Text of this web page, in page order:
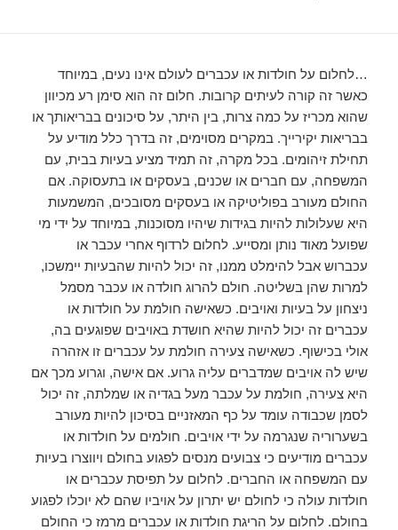
…לחלום על חולדות או עכברים לעולם אינו נעים, במיוחד
כאשר זה קורה לעיתים קרובות. חלום זה הוא סימן רע מכיוון
שהוא מכריז על כמה צרות, בין היתר, על סיכונים בבריאותך או
בבריאות יקירייך. במקרים מסוימים, זה בדרך כלל מודיע על
תחילת זיהומים. בכל מקרה, זה תמיד מציע בעיות בבית, עם
המשפחה, עם חברים או שכנים, בעסקים או בתעסוקה. אם
החולם מעורב בפוליטיקה או בעסקים מסובכים, המשמעות
היא שעלולות להיות בגידות שיהיו מסוכנות, במיוחד על ידי מי
שפועל מאוד נותן ומסייע. לחלום לרדוף אחרי עכבר או
עכברוש אבל להימלט ממנו, זה יכול להיות שהבעיות יימשכו,
למרות שהן בשליטה. חולם להרוג חולדה או עכבר מסמל
ניצחון על בעיות ואויבים. כשאישה חולמת על חולדות או
עכברים זה יכול להיות שהיא חושדת באויבים שפוגעים בה,
אולי בכישוף. כשאישה צעירה חולמת על עכברים זו אזהרה
שיש לה אויבים שמדברים עליה גרוע. אם אישה, וגרוע מכך אם
היא צעירה, חולמת על עכבר מעל בגדיה או שמלתה, זה יכול
לסמן שכבודה עומד על כף המאזניים בסיכון להיות מעורב
בשערוריה שנגרמה על ידי אויבים. חולמים על חולדות או
עכברים מודיעים כי צבועים מנסים לפגוע בחולם ויווצרו בעיות
עם המשפחה או החברים. לחלום על תפיסת עכברים או
חולדות עולה כי לחולם יש יתרון על אויביו שהם לא יוכלו לפגוע
בחולם. לחלום על הריגת חולדות או עכברים מרמז כי החולם